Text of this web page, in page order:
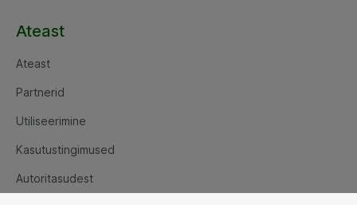
Ateast
Ateast
Partnerid
Utiliseerimine
Kasutustingimused
Autoritasudest